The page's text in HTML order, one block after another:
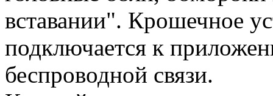
вставании". Крошечное
подключается к
беспроводной связи.